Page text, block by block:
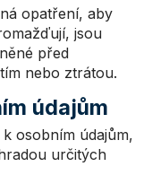
opatření, aby
jsou
před
nebo ztrátou.
údajům
osobním údajům,
určitých